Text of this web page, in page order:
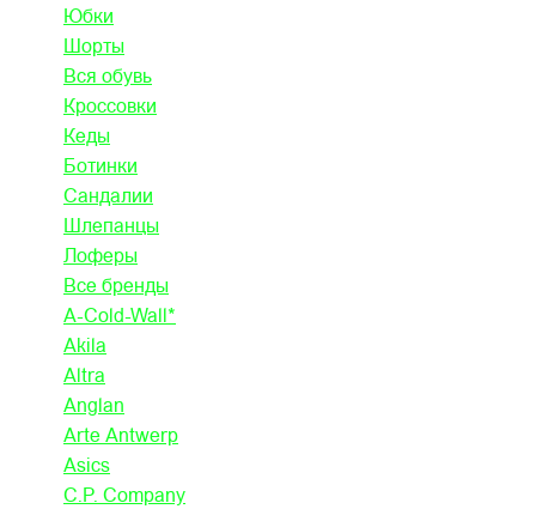
Юбки
Шорты
Вся обувь
Кроссовки
Кеды
Ботинки
Сандалии
Шлепанцы
Лоферы
Все бренды
A-Cold-Wall*
Akila
Altra
Anglan
Arte Antwerp
Asics
C.P. Company